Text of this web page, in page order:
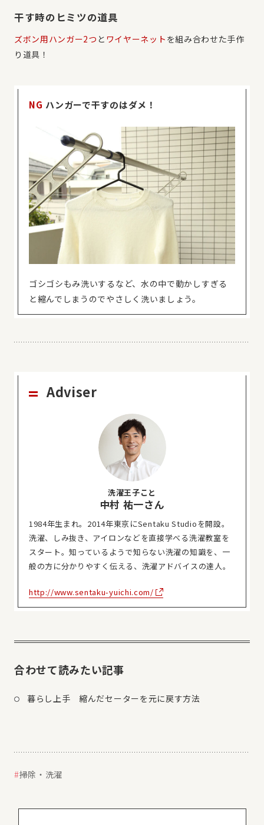
干す時のヒミツの道具
ズボン用ハンガー2つ と ワイヤーネット を組み合わせた手作
り道具！
NG ハンガーで干すのはダメ！
ゴシゴシもみ洗いするなど、水の中で動かしすぎる
と縮んでしまうのでやさしく洗いましょう。
Adviser
洗濯王子こと
中村 祐一さん
1984年生まれ。2014年東京にSentaku Studioを開設。
洗濯、しみ抜き、アイロンなどを直接学べる洗濯教室を
スタート。知っているようで知らない洗濯の知識を、一
般の方に分かりやすく伝える、洗濯アドバイスの達人。
http://www.sentaku-yuichi.com/
合わせて読みたい記事
暮らし上手 縮んだセーターを元に戻す方法
掃除・洗濯